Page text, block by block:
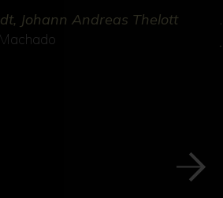
Johann Andreas Thelott